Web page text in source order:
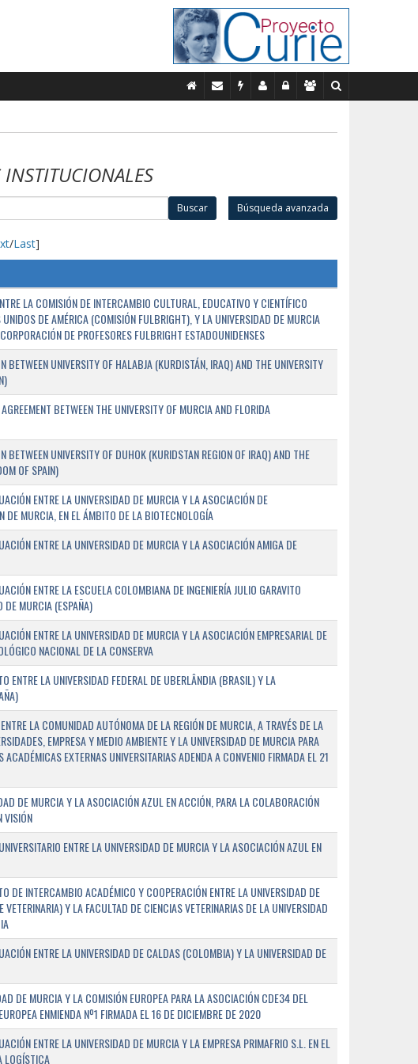
INSTITUCIONALES
Buscar Búsqueda avanzada
/Last]
LA COMISIÓN DE INTERCAMBIO CULTURAL, EDUCATIVO Y CIENTÍFICO
UNIDOS DE AMÉRICA (COMISIÓN FULBRIGHT), Y LA UNIVERSIDAD DE MURCIA
DE PROFESORES FULBRIGHT ESTADOUNIDENSES
BETWEEN UNIVERSITY OF HALABJA (KURDISTÁN, IRAQ) AND THE UNIVERSITY
BETWEEN THE UNIVERSITY OF MURCIA AND FLORIDA
BETWEEN UNIVERSITY OF DUHOK (KURIDSTAN REGION OF IRAQ) AND THE
OF SPAIN)
ENTRE LA UNIVERSIDAD DE MURCIA Y LA ASOCIACIÓN DE
DE MURCIA, EN EL ÁMBITO DE LA BIOTECNOLOGÍA
ENTRE LA UNIVERSIDAD DE MURCIA Y LA ASOCIACIÓN AMIGA DE
ENTRE LA ESCUELA COLOMBIANA DE INGENIERÍA JULIO GARAVITO
MURCIA (ESPAÑA)
ENTRE LA UNIVERSIDAD DE MURCIA Y LA ASOCIACIÓN EMPRESARIAL DE
NACIONAL DE LA CONSERVA
ENTRE LA UNIVERSIDAD FEDERAL DE UBERLÂNDIA (BRASIL) Y LA
LA COMUNIDAD AUTÓNOMA DE LA REGIÓN DE MURCIA, A TRAVÉS DE LA
EMPRESA Y MEDIO AMBIENTE Y LA UNIVERSIDAD DE MURCIA PARA
EXTERNAS UNIVERSITARIAS ADENDA A CONVENIO FIRMADA EL 21
DE MURCIA Y LA ASOCIACIÓN AZUL EN ACCIÓN, PARA LA COLABORACIÓN
VISIÓN
ENTRE LA UNIVERSIDAD DE MURCIA Y LA ASOCIACIÓN AZUL EN
DE INTERCAMBIO ACADÉMICO Y COOPERACIÓN ENTRE LA UNIVERSIDAD DE
VETERINARIA) Y LA FACULTAD DE CIENCIAS VETERINARIAS DE LA UNIVERSIDAD
ENTRE LA UNIVERSIDAD DE CALDAS (COLOMBIA) Y LA UNIVERSIDAD DE
DE MURCIA Y LA COMISIÓN EUROPEA PARA LA ASOCIACIÓN CDE34 DEL
ENMIENDA Nº1 FIRMADA EL 16 DE DICIEMBRE DE 2020
ENTRE LA UNIVERSIDAD DE MURCIA Y LA EMPRESA PRIMAFRIO S.L. EN EL
LOGÍSTICA